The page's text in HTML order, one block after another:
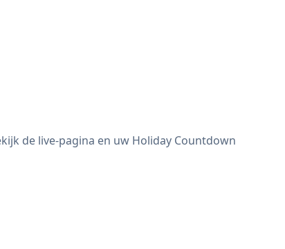
de live-pagina en uw Holiday Countdown